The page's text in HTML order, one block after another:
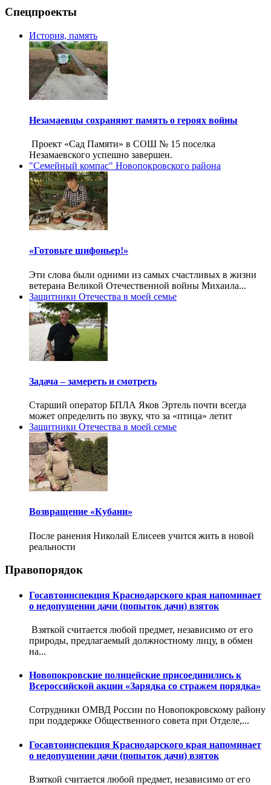
Спецпроекты
История, память
Незамаевцы сохраняют память о героях войны
Проект «Сад Памяти» в СОШ № 15 поселка
Незамаевского успешно завершен.
"Семейный компас" Новопокровского района
«Готовьте шифоньер!»
Эти слова были одними из самых счастливых в жизни
ветерана Великой Отечественной войны Михаила...
Защитники Отечества в моей семье
Задача – замереть и смотреть
Старший оператор БПЛА Яков Эртель почти всегда
может определить по звуку, что за «птица» летит
Защитники Отечества в моей семье
Возвращение «Кубани»
После ранения Николай Елисеев учится жить в новой
реальности
Правопорядок
Госавтоинспекция Краснодарского края напоминает
о недопущении дачи (попыток дачи) взяток
Взяткой считается любой предмет, независимо от его
природы, предлагаемый должностному лицу, в обмен
на...
Новопокровские полицейские присоединились к
Всероссийской акции «Зарядка со стражем порядка»
Сотрудники ОМВД России по Новопокровскому району
при поддержке Общественного совета при Отделе,...
Госавтоинспекция Краснодарского края напоминает
о недопущении дачи (попыток дачи) взяток
Взяткой считается любой предмет, независимо от его